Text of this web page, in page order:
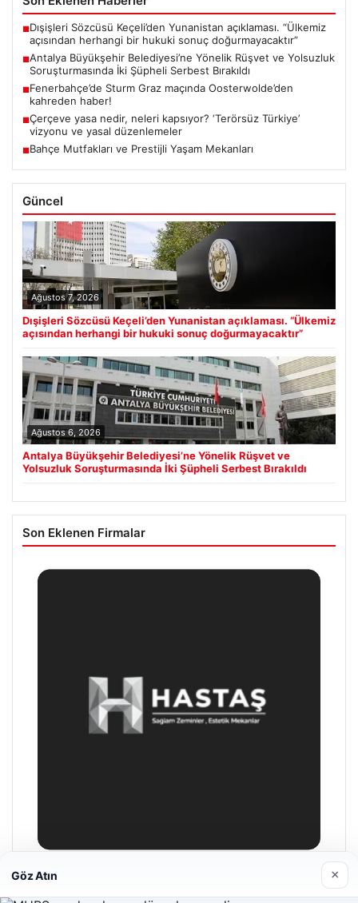
■Dışişleri Sözcüsü Keçeli’den Yunanistan açıklaması. “Ülkemiz
açısından herhangi bir hukuki sonuç doğurmayacaktır”
■Antalya Büyükşehir Belediyesi’ne Yönelik Rüşvet ve Yolsuzluk
Soruşturmasında İki Şüpheli Serbest Bırakıldı
■Fenerbahçe’de Sturm Graz maçında Oosterwolde’den
kahreden haber!
■Çerçeve yasa nedir, neleri kapsıyor? ‘Terörsüz Türkiye’
vizyonu ve yasal düzenlemeler
■Bahçe Mutfakları ve Prestijli Yaşam Mekanları
Güncel
Ağustos 7, 2026
Dışişleri Sözcüsü Keçeli’den Yunanistan açıklaması. “Ülkemiz
açısından herhangi bir hukuki sonuç doğurmayacaktır”
Ağustos 6, 2026
Antalya Büyükşehir Belediyesi’ne Yönelik Rüşvet ve
Yolsuzluk Soruşturmasında İki Şüpheli Serbest Bırakıldı
Son Eklenen Firmalar
Prenses Night Club
Göz Atın ×